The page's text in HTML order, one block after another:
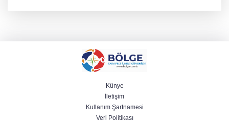
Künye
İletişim
Kullanım Şartnamesi
Veri Politikası